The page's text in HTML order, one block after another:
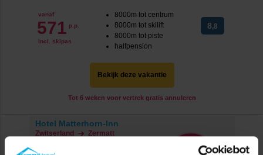
vanaf
571 p.p.
incl. skipas
8000m tot centrum
8000m tot skilift
8000m tot piste
halfpension
8,8
Bekijk deze vakantie
Tot 6 weken voor vertrek gratis annuleren
Hotel Matterhorn-Inn
Zwitserland Zermatt